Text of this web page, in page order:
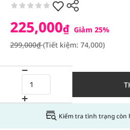
225,000₫ Giảm 25%
299,000₫(Tiết kiệm: 74,000)
Kiểm tra tình trạng còn